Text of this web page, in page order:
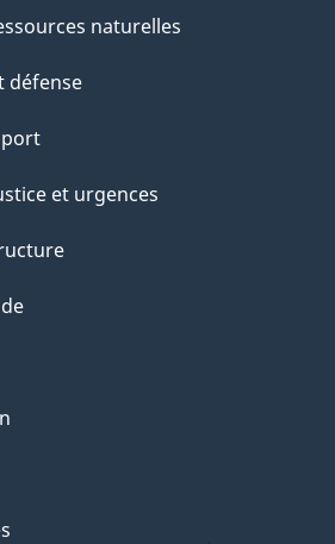
naturelles
défense
et urgences